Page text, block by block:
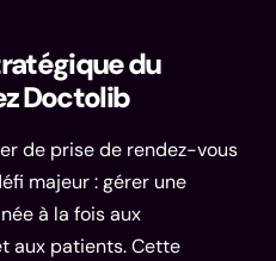
du
Doctolib
de prise de rendez-vous
majeur : gérer une
à la fois aux
aux patients. Cette